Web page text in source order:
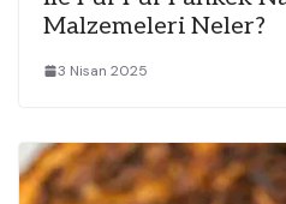
Malzemeleri Neler?
3 Nisan 2025